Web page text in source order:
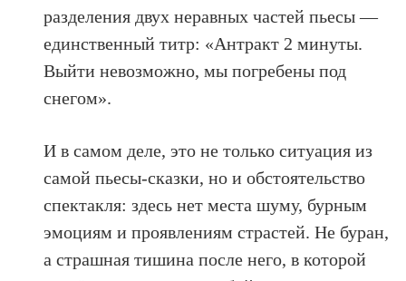
разделения двух неравных частей пьесы —
единственный титр: «Антракт 2 минуты.
Выйти невозможно, мы погребены под
снегом».
И в самом деле, это не только ситуация из
самой пьесы-сказки, но и обстоятельство
спектакля: здесь нет места шуму, бурным
эмоциям и проявлениям страстей. Не буран,
а страшная тишина после него, в которой